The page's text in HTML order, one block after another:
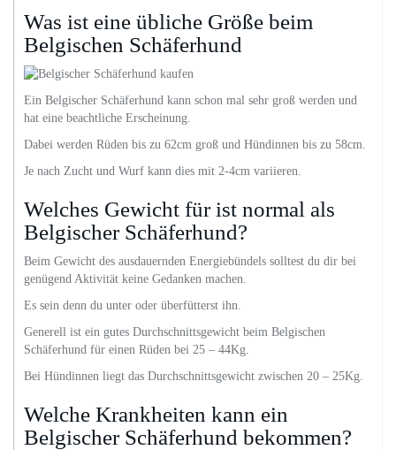
Was ist eine übliche Größe beim
Belgischen Schäferhund
Ein Belgischer Schäferhund kann schon mal sehr groß werden und
hat eine beachtliche Erscheinung.
Dabei werden Rüden bis zu 62cm groß und Hündinnen bis zu 58cm.
Je nach Zucht und Wurf kann dies mit 2-4cm variieren.
Welches Gewicht für ist normal als
Belgischer Schäferhund?
Beim Gewicht des ausdauernden Energiebündels solltest du dir bei
genügend Aktivität keine Gedanken machen.
Es sein denn du unter oder überfütterst ihn.
Generell ist ein gutes Durchschnittsgewicht beim Belgischen
Schäferhund für einen Rüden bei 25 – 44Kg.
Bei Hündinnen liegt das Durchschnittsgewicht zwischen 20 – 25Kg.
Welche Krankheiten kann ein
Belgischer Schäferhund bekommen?